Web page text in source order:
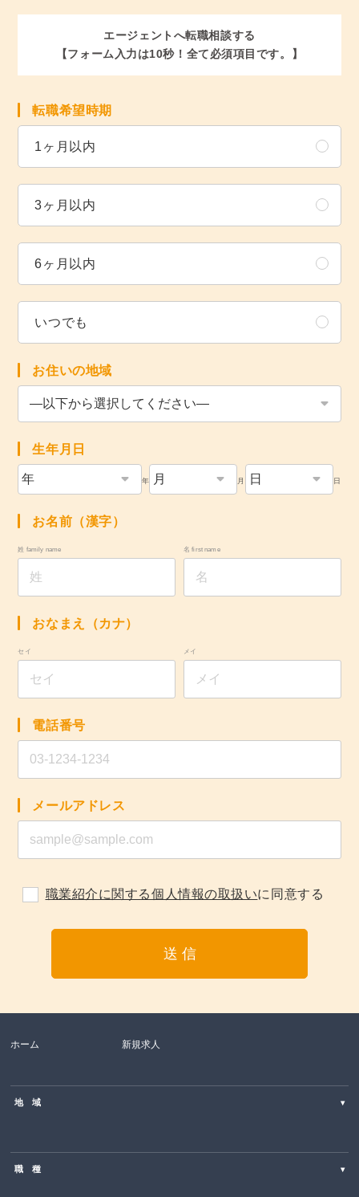
エージェントへ転職相談する
【フォーム入力は10秒！全て必須項目です。】
転職希望時期
1ヶ月以内
3ヶ月以内
6ヶ月以内
いつでも
お住いの地域
生年月日
年 月 日
お名前（漢字）
姓 family name 名 first name
おなまえ（カナ）
セイ メイ
電話番号
メールアドレス
職業紹介に関する個人情報の取扱いに同意する
ホーム 新規求人
地 域 ▾
東北
職 種 ▾